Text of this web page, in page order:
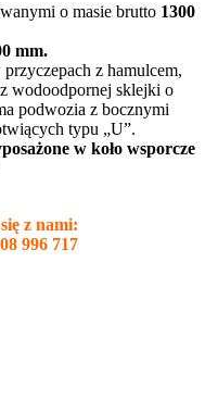
o masie brutto 1300
mm.
z hamulcem,
wodoodpornej sklejki o
podwozia z bocznymi
typu „U”.
w koło wsporcze
z nami:
996 717